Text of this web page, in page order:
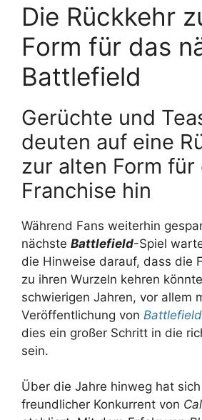
Die Rückkehr
Form für das
Battlefield
Gerüchte und
deuten auf eine
zur alten Form für
Franchise hin
Während Fans weiterhin
nächste Battlefield-Spiel
die Hinweise darauf, dass die
zu ihren Wurzeln kehren
schwierigen Jahren, vor allem
Veröffentlichung von
dies ein großer Schritt in die
sein.
Über die Jahre hinweg hat sich
freundlicher Konkurrent von